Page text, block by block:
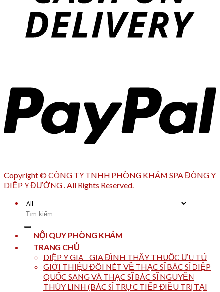
Copyright © CÔNG TY TNHH PHÒNG KHÁM SPA ĐÔNG Y
DIỆP Y ĐƯỜNG . All Rights Reserved.
Tìm
kiếm:
NỘI QUY PHÒNG KHÁM
TRANG CHỦ
DIỆP Y GIA _ GIA ĐÌNH THẦY THUỐC ƯU TÚ
GIỚI THIỆU ĐÔI NÉT VỀ THẠC SĨ BÁC SĨ DIỆP
QUỐC SANG VÀ THẠC SĨ BÁC SĨ NGUYỄN
THÙY LINH (BÁC SĨ TRỰC TIẾP ĐIỀU TRỊ TẠI